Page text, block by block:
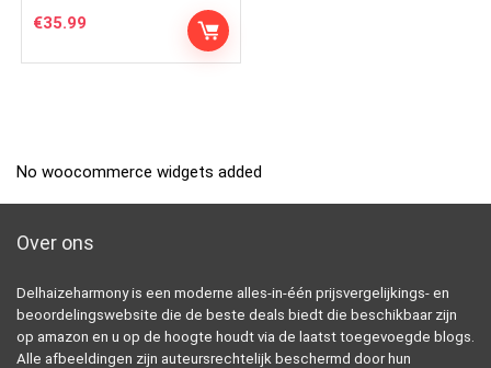
€35.99
No woocommerce widgets added
Over ons
Delhaizeharmony is een moderne alles-in-één prijsvergelijkings- en
beoordelingswebsite die de beste deals biedt die beschikbaar zijn
op amazon en u op de hoogte houdt via de laatst toegevoegde blogs.
Alle afbeeldingen zijn auteursrechtelijk beschermd door hun